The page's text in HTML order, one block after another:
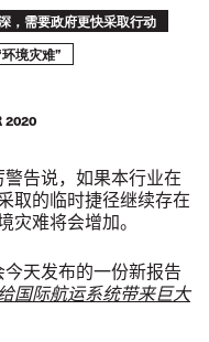
，需要政府更快采取行动
境灾难”
2020
告说，如果本行业在
取的临时捷径继续存在
难将会增加。
天发布的一份新报告
国际航运系统带来巨大